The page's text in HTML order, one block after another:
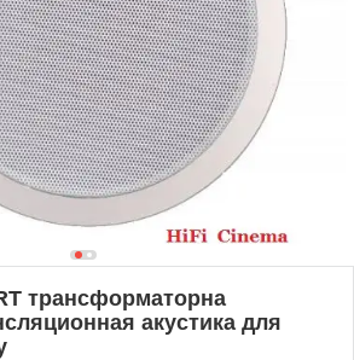
трансформаторна
акустика для